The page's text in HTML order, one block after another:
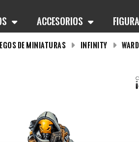
Accesorios
de miniaturas Infinity